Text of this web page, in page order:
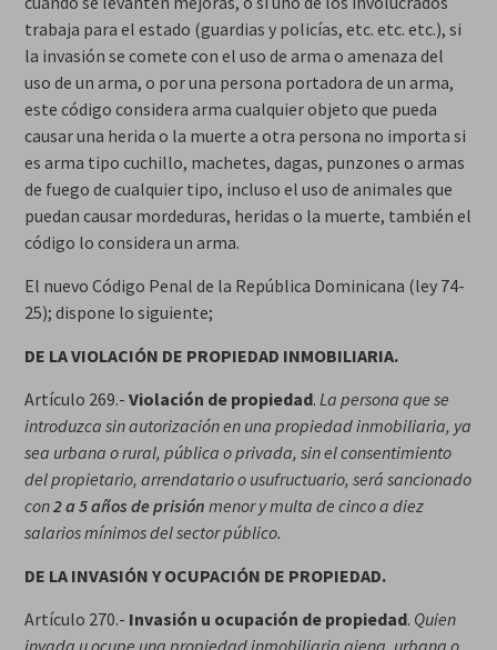
trabaja para el estado (guardias y policías, etc. etc. etc.), si
la invasión se comete con el uso de arma o amenaza del
uso de un arma, o por una persona portadora de un arma,
este código considera arma cualquier objeto que pueda
causar una herida o la muerte a otra persona no importa si
es arma tipo cuchillo, machetes, dagas, punzones o armas
de fuego de cualquier tipo, incluso el uso de animales que
puedan causar mordeduras, heridas o la muerte, también el
código lo considera un arma.
El nuevo Código Penal de la República Dominicana (ley 74-
25); dispone lo siguiente;
DE LA VIOLACIÓN DE PROPIEDAD INMOBILIARIA.
Artículo 269.- Violación de propiedad. La persona que se
introduzca sin autorización en una propiedad inmobiliaria, ya
sea urbana o rural, pública o privada, sin el consentimiento
del propietario, arrendatario o usufructuario, será sancionado
con2 a 5 años de prisión menor y multa de cinco a diez
salarios mínimos del sector público.
DE LA INVASIÓN Y OCUPACIÓN DE PROPIEDAD.
Artículo 270.- Invasión u ocupación de propiedad. Quien